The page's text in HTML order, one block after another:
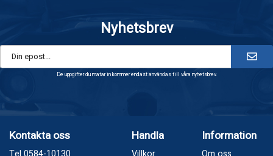
Nyhetsbrev
De uppgifter du matar in kommer endast användas till våra nyhetsbrev.
Kontakta oss Handla Information